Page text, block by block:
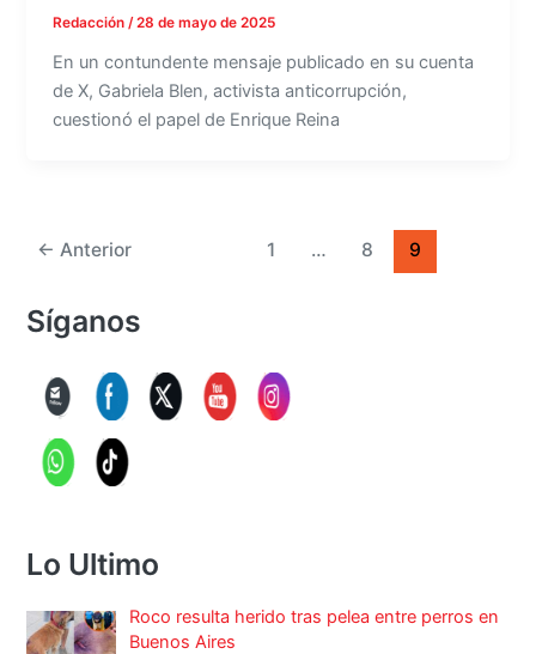
Redacción/28 de mayo de 2025
En un contundente mensaje publicado en su cuenta
de X, Gabriela Blen, activista anticorrupción,
cuestionó el papel de Enrique Reina
← Anterior 1 … 8 9
Síganos
Lo Ultimo
Roco resulta herido tras pelea entre perros en
Buenos Aires